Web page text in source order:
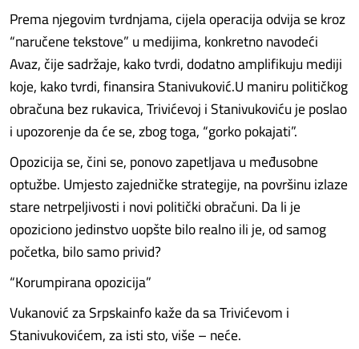
Prema njegovim tvrdnjama, cijela operacija odvija se kroz
“naručene tekstove” u medijima, konkretno navodeći
Avaz, čije sadržaje, kako tvrdi, dodatno amplifikuju mediji
koje, kako tvrdi, finansira Stanivuković.U maniru političkog
obračuna bez rukavica, Trivićevoj i Stanivukoviću je poslao
i upozorenje da će se, zbog toga, “gorko pokajati”.
Opozicija se, čini se, ponovo zapetljava u međusobne
optužbe. Umjesto zajedničke strategije, na površinu izlaze
stare netrpeljivosti i novi politički obračuni. Da li je
opoziciono jedinstvo uopšte bilo realno ili je, od samog
početka, bilo samo privid?
“Korumpirana opozicija”
Vukanović za Srpskainfo kaže da sa Trivićevom i
Stanivukovićem, za isti sto, više – neće.